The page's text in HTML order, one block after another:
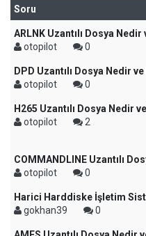
Soru
ARLNK Uzantılı Dosya
otopilot
0
DPD Uzantılı Dosya Nedir
otopilot
0
H265 Uzantılı Dosya Nedir
otopilot
2
COMMANDLINE Uzantılı
otopilot
0
Harici Harddiske İşletim
gokhan39
0